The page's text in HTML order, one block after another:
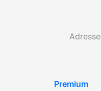
Adresse
Premium